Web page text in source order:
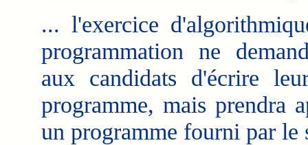
... l'exercice
programmation ne
aux candidats d'écrire
programme, mais prendra
un programme fourni par le